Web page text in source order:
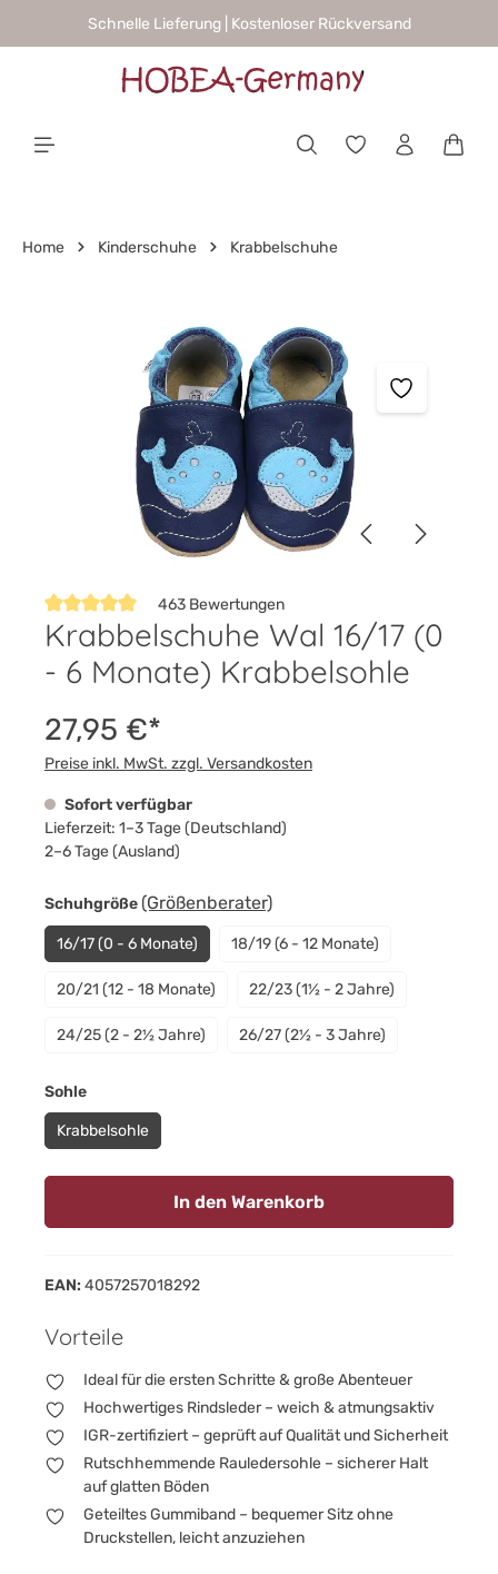
springenSchnelle Lieferung | Kostenloser Rückversand
Home Kinderschuhe Krabbelschuhe
Bildergalerie überspringen
Durchschnittliche Bewertung von 4.9 von 5 Sternen
463 Bewertungen
Krabbelschuhe Wal 16/17 (0
- 6 Monate) Krabbelsohle
27,95 €*
Preise inkl. MwSt. zzgl. Versandkosten
Sofort verfügbar
Lieferzeit: 1–3 Tage (Deutschland)
2–6 Tage (Ausland)
Schuhgrößeauswählen
(Größenberater)
16/17 (0 - 6 Monate) 18/19 (6 - 12 Monate)
20/21 (12 - 18 Monate) 22/23 (1½ - 2 Jahre)
24/25 (2 - 2½ Jahre) 26/27 (2½ - 3 Jahre)
Sohleauswählen
Krabbelsohle
In den Warenkorb
EAN: 4057257018292
Vorteile
Ideal für die ersten Schritte & große Abenteuer
Hochwertiges Rindsleder – weich & atmungsaktiv
IGR-zertifiziert – geprüft auf Qualität und Sicherheit
Rutschhemmende Rauledersohle – sicherer Halt
auf glatten Böden
Geteiltes Gummiband – bequemer Sitz ohne
Druckstellen, leicht anzuziehen